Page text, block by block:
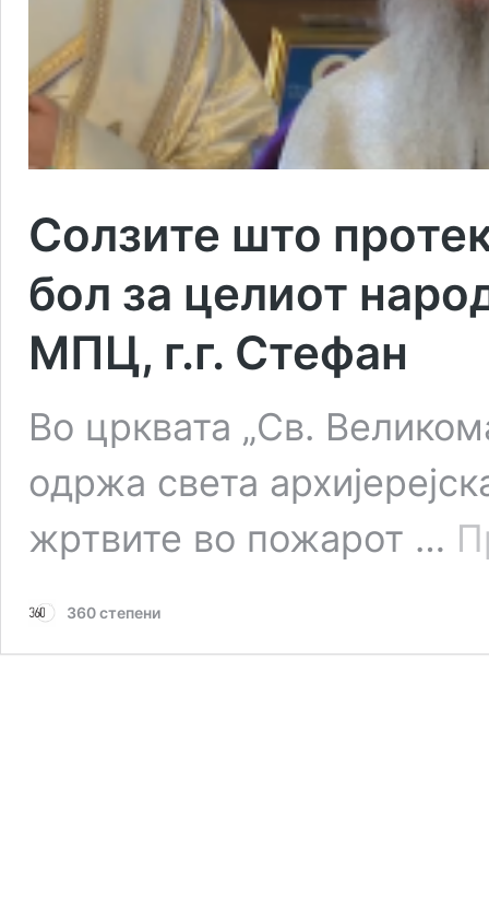
Солзите што
бол за целиот
МПЦ, г.г. Стефан
Во црквата „Св.
одржа света
жртвите во пожарот …
360 степени